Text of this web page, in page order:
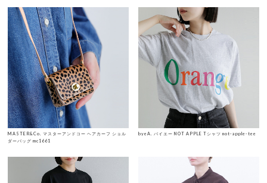
MASTER&Co. マスターアンドコー ヘアカーフ ショル
ダーバッグ mc1661
byeA. バイエー NOT APPLE Tシャツ not-apple-tee